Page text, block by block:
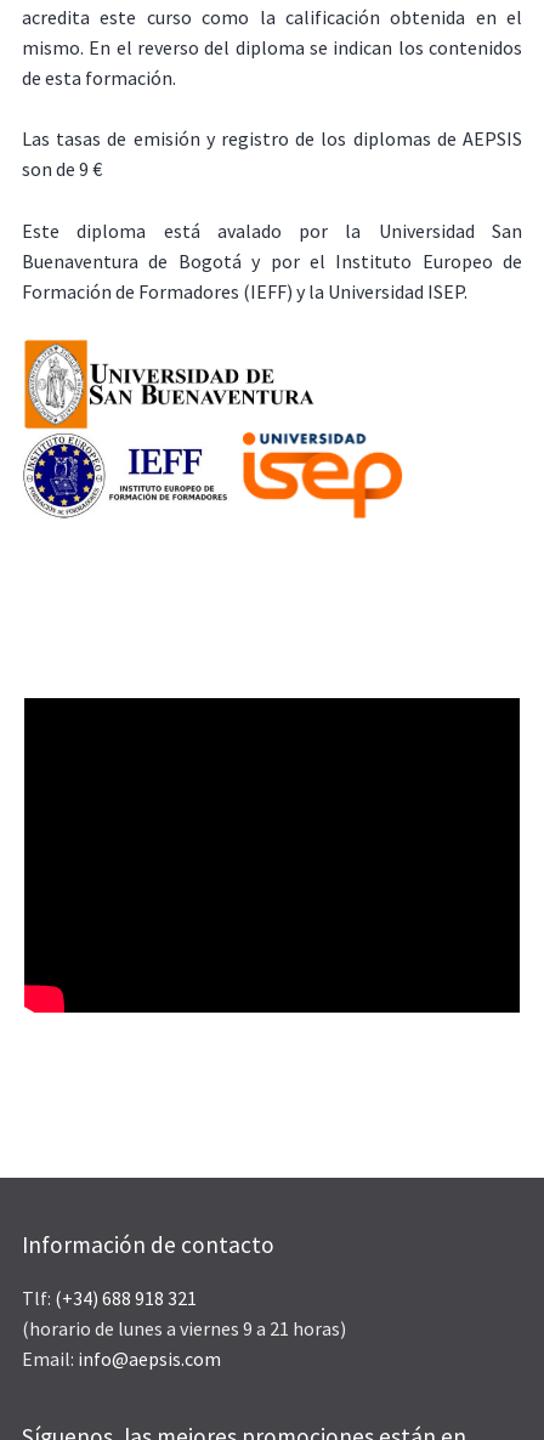
acredita este curso como la calificación obtenida en el
mismo. En el reverso del diploma se indican los contenidos
de esta formación.
Las tasas de emisión y registro de los diplomas de AEPSIS
son de 9 €
Este diploma está avalado por la Universidad San
Buenaventura de Bogotá y por el Instituto Europeo de
Formación de Formadores (IEFF) y la Universidad ISEP.
Información de contacto
Tlf: (+34) 688 918 321
(horario de lunes a viernes 9 a 21 horas)
Email: info@aepsis.com